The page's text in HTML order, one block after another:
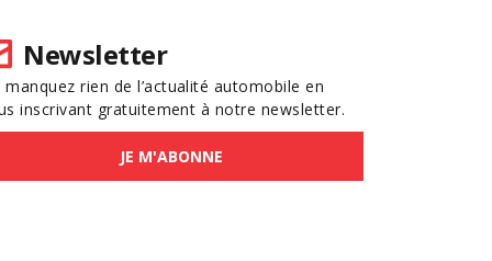
Newsletter
manquez rien de l’actualité automobile en
inscrivant gratuitement à notre newsletter.
JE M'ABONNE